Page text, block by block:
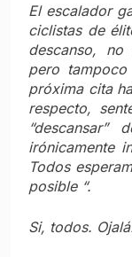
El escalador
ciclistas de
descanso, no
pero
próxima cita
respecto,
“descansar”
irónicamente
Todos
posible “.
Si, todos.